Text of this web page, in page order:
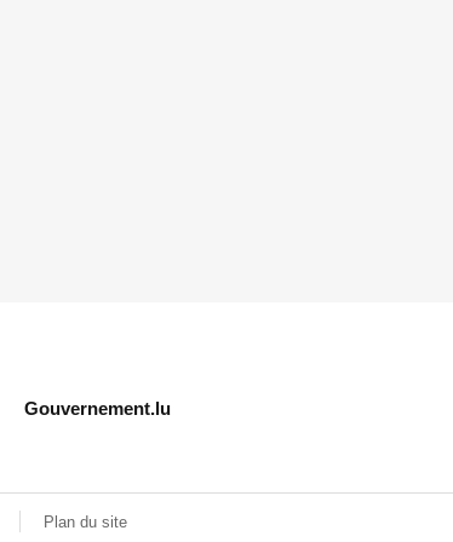
Gouvernement.lu
Plan du site